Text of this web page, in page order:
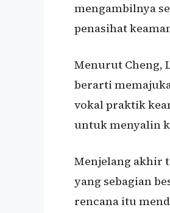
mengambilnya
penasihat
Menurut Cheng,
berarti
vokal praktik
untuk menyalin
Menjelang akhir
yang sebagian
rencana itu